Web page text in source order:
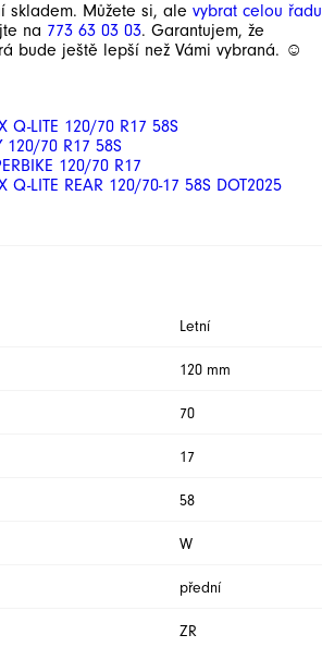
skladem. Můžete si, ale vybrat celou řadu
na 773 63 03 03. Garantujem, že
bude ještě lepší než Vámi vybraná. ☺
Q-LITE 120/70 R17 58S
120/70 R17 58S
120/70 R17
Q-LITE REAR 120/70-17 58S DOT2025
Letní
120 mm
70
17
58
W
přední
ZR